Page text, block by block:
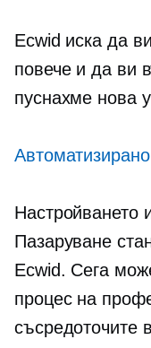
Ecwid иска да
повече и да ви
пуснахме нова
Настройването
Пазаруване
Ecwid. Сега
процес на
съсредоточите